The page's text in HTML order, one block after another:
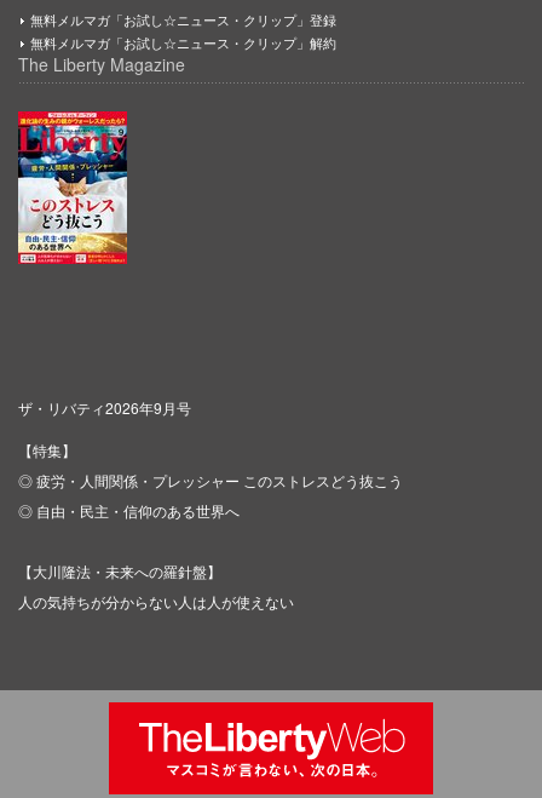
無料メルマガ「お試し☆ニュース・クリップ」登録
無料メルマガ「お試し☆ニュース・クリップ」解約
The Liberty Magazine
ザ・リバティ2026年9月号
【特集】
◎ 疲労・人間関係・プレッシャー このストレスどう抜こう
◎ 自由・民主・信仰のある世界へ
【大川隆法・未来への羅針盤】
人の気持ちが分からない人は人が使えない